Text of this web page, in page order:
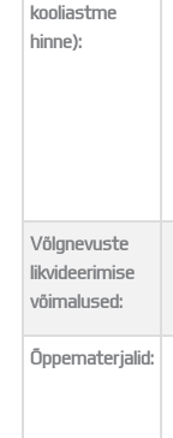
kooliastme
hinne):
Võlgnevuste
likvideerimise
võimalused:
Õppematerjalid: